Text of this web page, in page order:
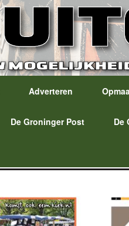
Adverteren
De Groninger Post De